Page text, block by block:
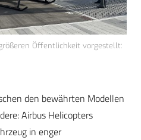
Öffentlichkeit vorgestellt:
den bewährten Modellen
Airbus Helicopters
in enger